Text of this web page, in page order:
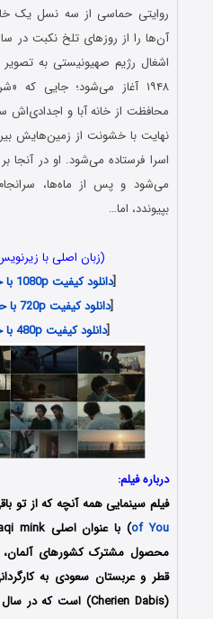
روایتی حماسی از سه نسل یک
اشغال رژیم صهیونیستی به
۱۹۴۸ آغاز می‌شود؛ جایی که
محافظت از خانه آبا و اجدادی‌اش
نهایت با خشونت از زمین‌هایش
اسرا فرستاده می‌شود. او در آنجا
می‌شود و پس از ماه‌ها،
بپیوندد، اما…
(زبان اصلی با
[دانلود کیفیت 1080p با حجم 3.46 گیگابایت
[دانلود کیفیت 720p با حجم 1.72 گیگابایت
[دانلود کیفیت 480p با حجم 887 مگابایت
درباره فیلم:
فیلم سینمایی همه آنچه که از تو
of You) با عنوان اصلی Allly baqi mink فیلمی
محصول مشترک کشورهای آلمان،
قطر و عربستان سعودی به